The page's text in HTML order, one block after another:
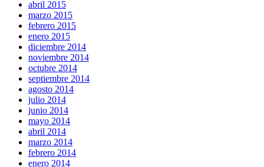
abril 2015
marzo 2015
febrero 2015
enero 2015
diciembre 2014
noviembre 2014
octubre 2014
septiembre 2014
agosto 2014
julio 2014
junio 2014
mayo 2014
abril 2014
marzo 2014
febrero 2014
enero 2014